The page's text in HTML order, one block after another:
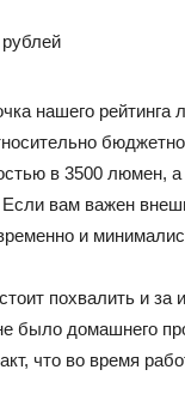
нашего
в 3500 люмен,
вам важен
и
похвалить и за
было домашнего
что во время